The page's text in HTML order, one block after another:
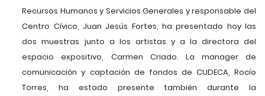
Recursos Humanos y Servicios Generales y responsable del
Centro Cívico, Juan Jesús Fortes, ha presentado hoy las
dos muestras junto a los artistas y a la directora del
espacio expositivo, Carmen Criado. La manager de
comunicación y captación de fondos de CUDECA, Rocío
Torres, ha estado presente también durante la